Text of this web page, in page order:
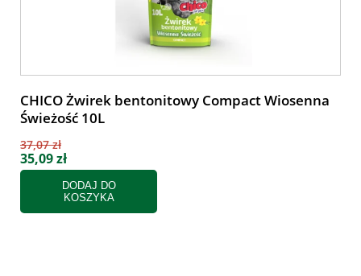
CHICO Żwirek bentonitowy Compact Wiosenna
Świeżość 10L
37,07 zł
35,09 zł
DODAJ DO
KOSZYKA